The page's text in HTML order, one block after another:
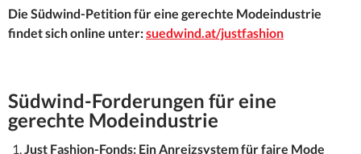
Die Südwind-Petition für eine gerechte Modeindustrie
findet sich online unter:suedwind.at/justfashion
Südwind-Forderungen für eine
gerechte Modeindustrie
Just Fashion-Fonds: Ein Anreizsystem für faire Mode